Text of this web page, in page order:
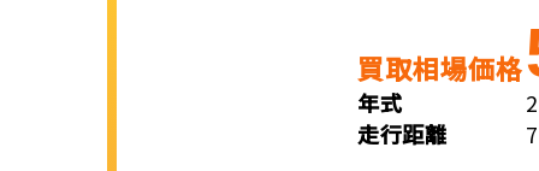
買取相場価格
年式
走行距離